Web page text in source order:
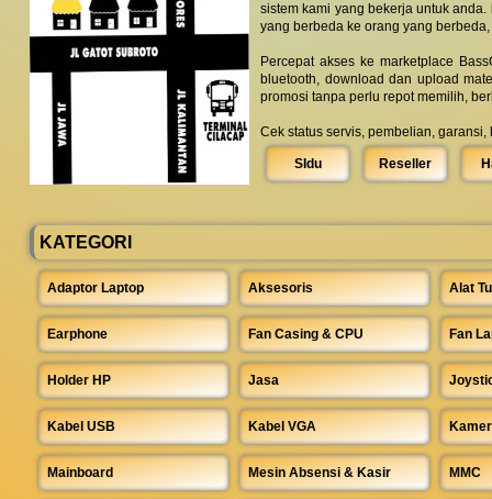
sistem kami yang bekerja untuk anda.
yang berbeda ke orang yang
Percepat akses ke marketplace
bluetooth, download dan upload
promosi tanpa perlu repot memilih,
Cek status servis, pembelian,
SIdu Reseller
KATEGORI
Adaptor Laptop Aksesoris Alat
Earphone Fan Casing & CPU Fan
Holder HP Jasa
Kabel USB Kabel VGA
Mainboard Mesin Absensi & Kasir MMC